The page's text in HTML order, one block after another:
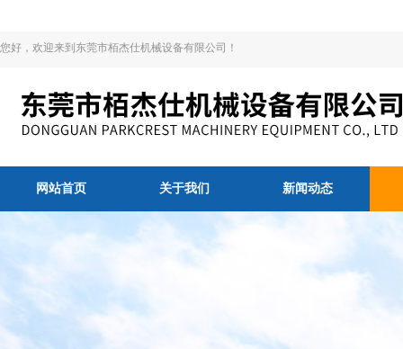
您好，欢迎来到东莞市栢杰仕机械设备有限公司！
网站首页 关于我们 新闻动态